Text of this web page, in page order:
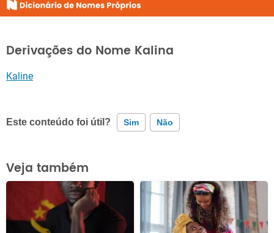
Derivações do Nome Kalina
Kaline
Este conteúdo foi útil? Sim Não
Este conteúdo contém informação incorreta
Este conteúdo não tem a informação que procuro
Outro
Veja também